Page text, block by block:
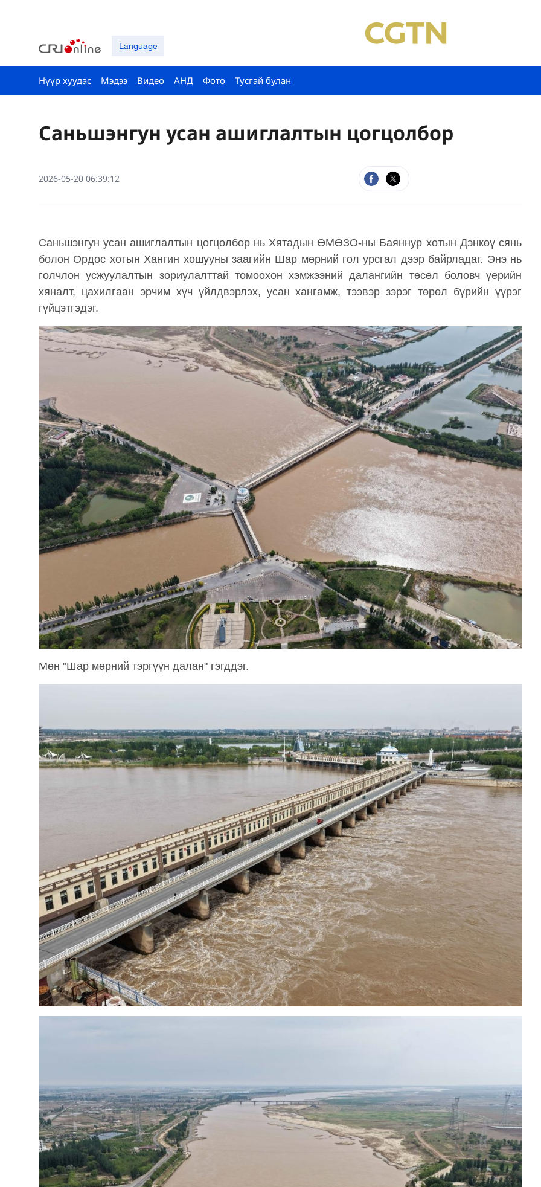
Language
Нүүр хуудас Мэдээ Видео АНД Фото Тусгай булан
Саньшэнгун усан ашиглалтын цогцолбор
2026-05-20 06:39:12
Саньшэнгун усан ашиглалтын цогцолбор нь Хятадын ӨМӨЗО-ны Баяннур хотын Дэнкөү сянь
болон Ордос хотын Хангин хошууны заагийн Шар мөрний гол урсгал дээр байрладаг. Энэ нь
голчлон усжуулалтын зориулалттай томоохон хэмжээний далангийн төсөл боловч үерийн
хяналт, цахилгаан эрчим хүч үйлдвэрлэх, усан хангамж, тээвэр зэрэг төрөл бүрийн үүрэг
гүйцэтгэдэг.
Мөн "Шар мөрний тэргүүн далан" гэгддэг.